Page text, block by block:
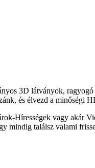
3D látványok,
és élvezd a minőségi
Hírességek vagy akár
találsz valami